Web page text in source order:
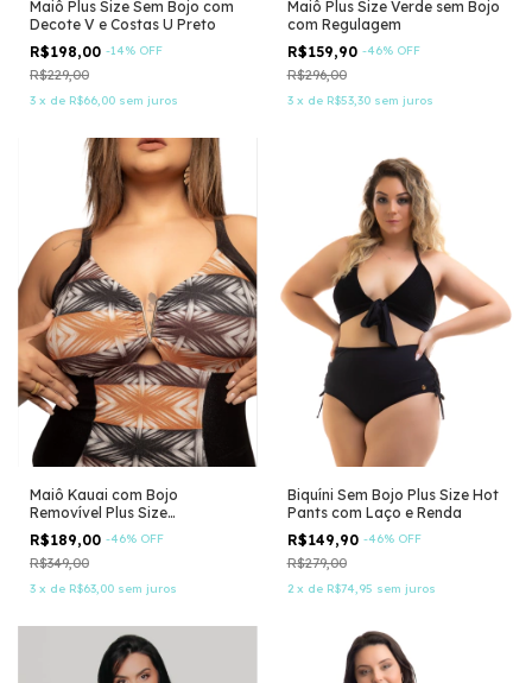
Maiô Plus Size Sem Bojo com
Decote V e Costas U Preto
R$198,00 -14% OFF
R$229,00
3 x de R$66,00 sem juros
Maiô Plus Size Verde sem Bojo
com Regulagem
R$159,90 -46% OFF
R$296,00
3 x de R$53,30 sem juros
Maiô Kauai com Bojo
Removível Plus Size
Estampado
R$189,00 -46% OFF
R$349,00
3 x de R$63,00 sem juros
Biquíni Sem Bojo Plus Size Hot
Pants com Laço e Renda
R$149,90 -46% OFF
R$279,00
2 x de R$74,95 sem juros